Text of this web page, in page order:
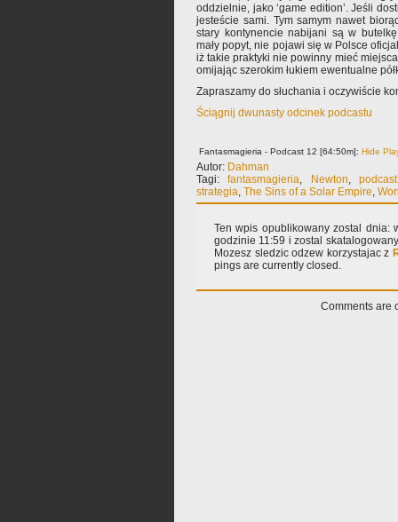
oddzielnie, jako ‘game edition’. Jeśli
jesteście sami. Tym samym nawet
stary kontynencie nabijani są w
mały popyt, nie pojawi się w Polsce
iż takie praktyki nie powinny mieć
omijając szerokim łukiem ewentualne
Zapraszamy do słuchania i oczywiście
Ściągnij dwunasty odcinek podcastu
Fantasmagieria - Podcast 12 [64:50m]: Hide
Autor: Dahman
Tagi:fantasmagieria, Newton,podcast
strategia, The Sins of a Solar Empire,
Ten wpis opublikowany zostal dnia:
godzinie 11:59 i zostal
Mozesz sledzic odzew korzystajac z
pings are currently closed.
Comments are